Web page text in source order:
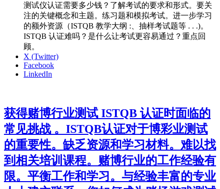
测试仪认证需要多少钱？了解考试的要求和形式。要关
注的关键概念和主题。练习题和模拟考试。进一步学习
的额外资源（ISTQB 教学大纲 :、抽样考试题等 . . .)。
ISTQB 认证难吗？是什么让考试更容易通过？重点回
顾。
X (Twitter)
Facebook
LinkedIn
获得赌博行业测试 ISTQB 认证时面临的
常见挑战 。ISTQB认证对于博彩业测试
的重要性。缺乏资源和学习材料。难以找
到相关培训课程。赌博行业的工作经验有
限。平衡工作和学习。与经验丰富的专业